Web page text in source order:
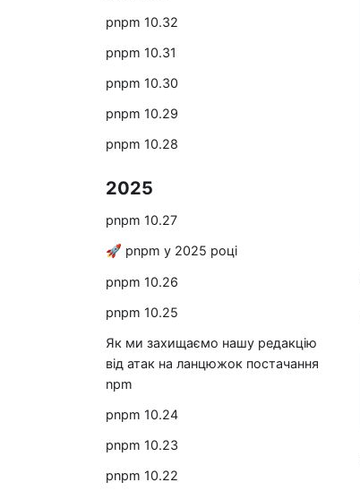
pnpm 10.32
pnpm 10.31
pnpm 10.30
pnpm 10.29
pnpm 10.28
2025
pnpm 10.27
🚀 pnpm у 2025 році
pnpm 10.26
pnpm 10.25
Як ми захищаємо нашу редакцію
від атак на ланцюжок постачання
npm
pnpm 10.24
pnpm 10.23
pnpm 10.22